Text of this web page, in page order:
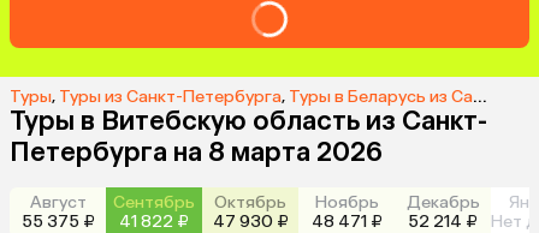
Туры, Туры из Санкт-Петербурга, Туры в Беларусь из Санкт-Петербурга
Туры в Витебскую область из Санкт-
Петербурга на 8 марта 2026
Август
55 375 ₽
Сентябрь
41 822 ₽
Октябрь
47 930 ₽
Ноябрь
48 471 ₽
Декабрь
52 214 ₽
Нет